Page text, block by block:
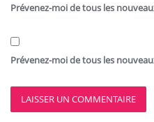
Prévenez-moi de tous les
Prévenez-moi de tous les